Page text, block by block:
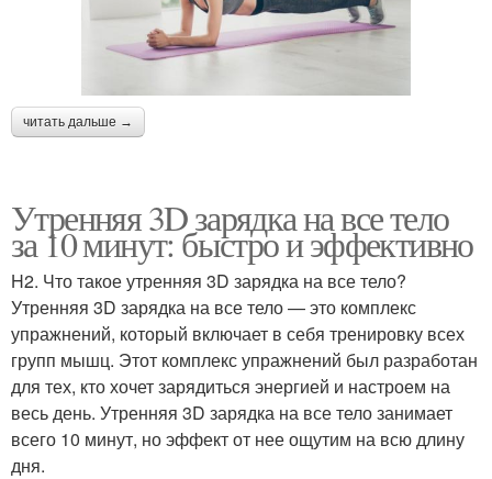
читать дальше →
Утренняя 3D зарядка на все тело
за 10 минут: быстро и эффективно
H2. Что такое утренняя 3D зарядка на все тело?
Утренняя 3D зарядка на все тело — это комплекс
упражнений, который включает в себя тренировку всех
групп мышц. Этот комплекс упражнений был разработан
для тех, кто хочет зарядиться энергией и настроем на
весь день. Утренняя 3D зарядка на все тело занимает
всего 10 минут, но эффект от нее ощутим на всю длину
дня.